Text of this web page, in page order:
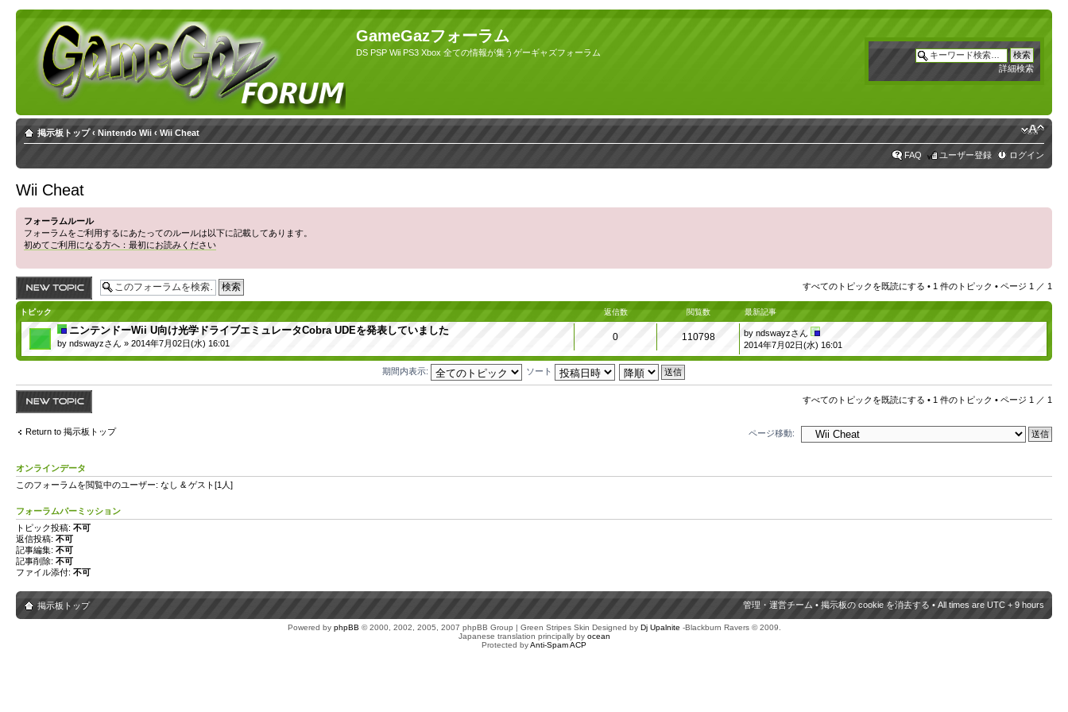
GameGazフォーラム
DS PSP Wii PS3 Xbox 全ての情報が集うゲーギャズフォーラム
詳細検索
掲示板トップ ‹ Nintendo Wii ‹ Wii Cheat
FAQ ユーザー登録 ログイン
Wii Cheat
フォーラムルール
フォーラムをご利用するにあたってのルールは以下に記載してあります。
初めてご利用になる方へ：最初にお読みください
すべてのトピックを既読にする • 1 件のトピック • ページ 1 ／ 1
トピック 返信数 閲覧数 最新記事
ニンテンドーWii U向け光学ドライブエミュレータCobra UDEを発表していました
by ndswayzさん » 2014年7月02日(水) 16:01
0 110798 byndswayzさん
2014年7月02日(水) 16:01
期間内表示: ソート
すべてのトピックを既読にする • 1 件のトピック • ページ 1 ／ 1
Return to 掲示板トップ ページ移動:
オンラインデータ
このフォーラムを閲覧中のユーザー: なし & ゲスト[1人]
フォーラムパーミッション
トピック投稿: 不可
返信投稿: 不可
記事編集: 不可
記事削除: 不可
ファイル添付: 不可
掲示板トップ 管理・運営チーム • 掲示板の cookie を消去する • All times are UTC + 9 hours
Powered by phpBB © 2000, 2002, 2005, 2007 phpBB Group | Green Stripes Skin Designed by Dj Upalnite -Blackburn Ravers © 2009.
Japanese translation principally by ocean
Protected byAnti-Spam ACP